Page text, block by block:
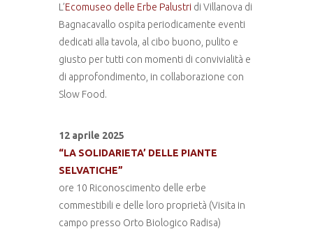
L’Ecomuseo delle Erbe Palustri di Villanova di
Bagnacavallo ospita periodicamente eventi
dedicati alla tavola, al cibo buono, pulito e
giusto per tutti con momenti di convivialità e
di approfondimento, in collaborazione con
Slow Food.
12 aprile 2025
“LA SOLIDARIETA’ DELLE PIANTE
SELVATICHE”
ore 10 Riconoscimento delle erbe
commestibili e delle loro proprietà (Visita in
campo presso Orto Biologico Radisa)